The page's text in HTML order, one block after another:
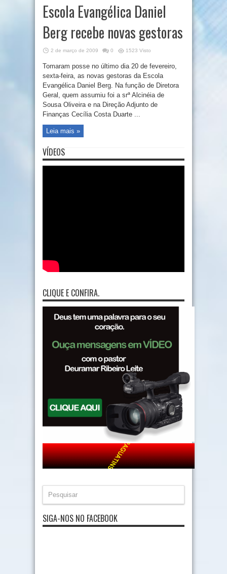
Escola Evangélica Daniel
Berg recebe novas gestoras
2 de março de 2009 0 1523 Visto
Tomaram posse no último dia 20 de fevereiro,
sexta-feira, as novas gestoras da Escola
Evangélica Daniel Berg. Na função de Diretora
Geral, quem assumiu foi a srª Alcinéia de
Sousa Oliveira e na Direção Adjunto de
Finanças Cecília Costa Duarte ...
Leia mais »
VÍDEOS
CLIQUE E CONFIRA.
SIGA-NOS NO FACEBOOK